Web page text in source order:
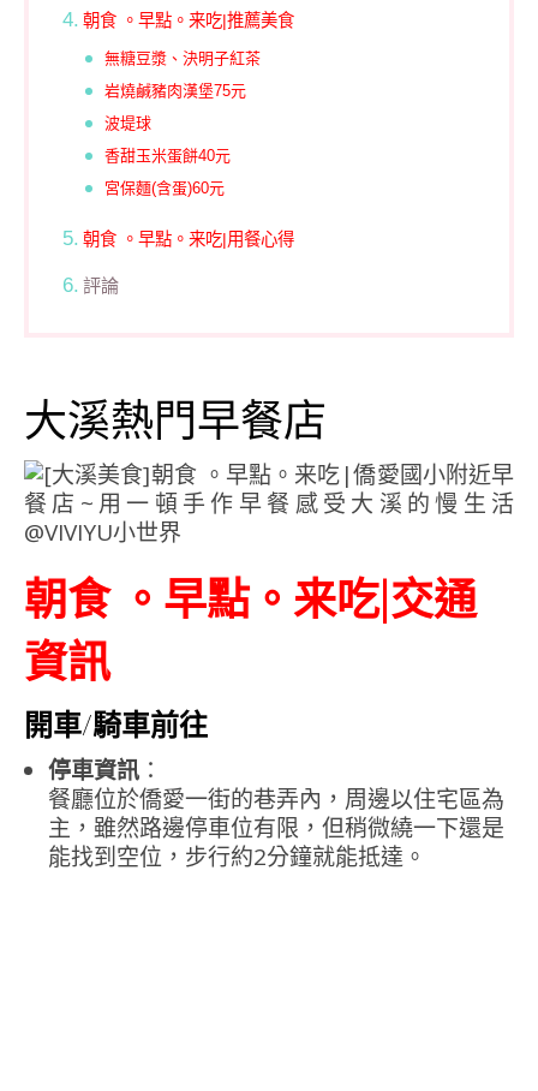
朝食 。早點。来吃|推薦美食
無糖豆漿、決明子紅茶
岩燒鹹豬肉漢堡75元
波堤球
香甜玉米蛋餅40元
宮保麵(含蛋)60元
朝食 。早點。来吃|用餐心得
評論
大溪熱門早餐店
朝食 。早點。来吃|交通
資訊
開車/騎車前往
停車資訊 ：
餐廳位於僑愛一街的巷弄內，周邊以住宅區為
主，雖然路邊停車位有限，但稍微繞一下還是
能找到空位，步行約2分鐘就能抵達。